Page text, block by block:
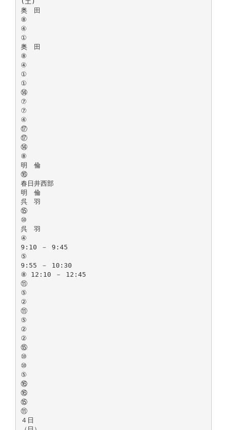
奥 田
⑧
④
①
奥 田
⑧
④
①
①
⑭
⑦
⑦
④
⑰
⑰
⑭
⑧
明 倫
⑯
春日井西部
明 倫
呉 羽
⑮
⑩
呉 羽
④
9:10 － 9:45
⑤
9:55 － 10:30
⑧ 12:10 － 12:45
⑪
⑤
②
⑪
⑤
②
②
⑮
⑩
⑩
⑤
⑯
⑯
⑮
⑪
４日